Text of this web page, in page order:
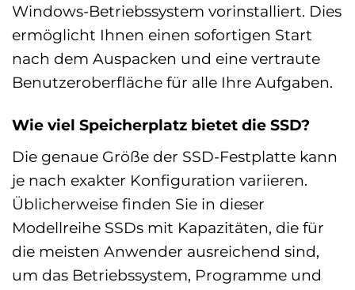
Windows-Betriebssystem vorinstalliert. Dies
ermöglicht Ihnen einen sofortigen Start
nach dem Auspacken und eine vertraute
Benutzeroberfläche für alle Ihre Aufgaben.
Wie viel Speicherplatz bietet die SSD?
Die genaue Größe der SSD-Festplatte kann
je nach exakter Konfiguration variieren.
Üblicherweise finden Sie in dieser
Modellreihe SSDs mit Kapazitäten, die für
die meisten Anwender ausreichend sind,
um das Betriebssystem, Programme und